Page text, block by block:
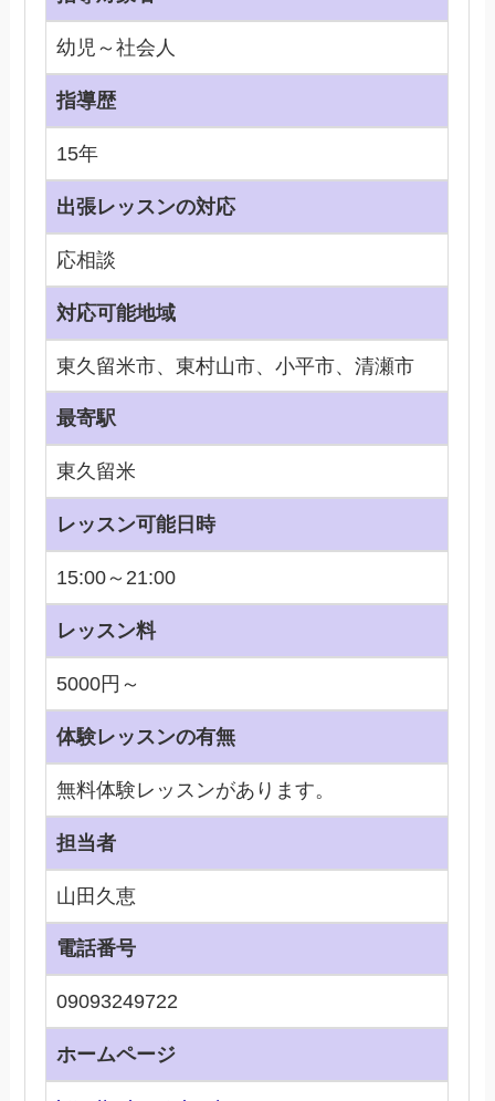
幼児～社会人
指導歴
15年
出張レッスンの対応
応相談
対応可能地域
東久留米市、東村山市、小平市、清瀬市
最寄駅
東久留米
レッスン可能日時
15:00～21:00
レッスン料
5000円～
体験レッスンの有無
無料体験レッスンがあります。
担当者
山田久恵
電話番号
09093249722
ホームページ